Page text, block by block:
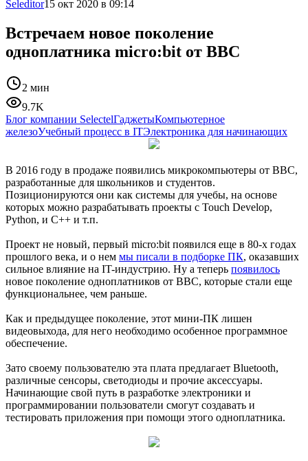
Seleditor15 окт 2020 в 09:14
Встречаем новое поколение
одноплатника micro:bit от BBC
2 мин
9.7K
Блог компании SelectelГаджетыКомпьютерное
железоУчебный процесс в ITЭлектроника для начинающих
В 2016 году в продаже появились микрокомпьютеры от BBC,
разработанные для школьников и студентов.
Позиционируются они как системы для учебы, на основе
которых можно разрабатывать проекты с Touch Develop,
Python, и C++ и т.п.
Проект не новый, первый micro:bit появился еще в 80-х годах
прошлого века, и о нем мы писали в подборке ПК, оказавших
сильное влияние на IT-индустрию. Ну а теперь появилось
новое поколение одноплатников от BBC, которые стали еще
функциональнее, чем раньше.
Как и предыдущее поколение, этот мини-ПК лишен
видеовыхода, для него необходимо особенное программное
обеспечение.
Зато своему пользователю эта плата предлагает Bluetooth,
различные сенсоры, светодиоды и прочие аксессуары.
Начинающие свой путь в разработке электроники и
программировании пользователи смогут создавать и
тестировать приложения при помощи этого одноплатника.